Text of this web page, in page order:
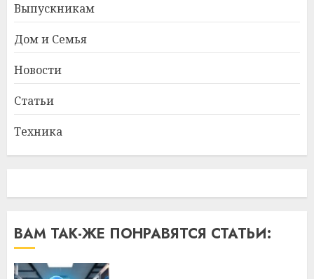
Выпускникам
Дом и Семья
Новости
Статьи
Техника
ВАМ ТАК-ЖЕ ПОНРАВЯТСЯ СТАТЬИ: